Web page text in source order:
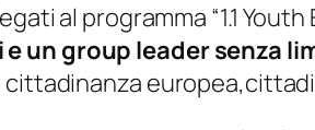
al programma “1.1 Youth
un group leader senza